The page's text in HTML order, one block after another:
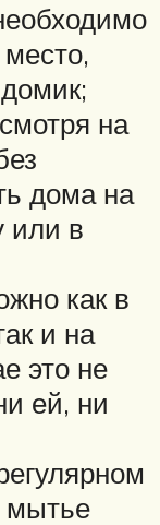
на
дома на
или в
как в
и на
это не
ей, ни
мытье